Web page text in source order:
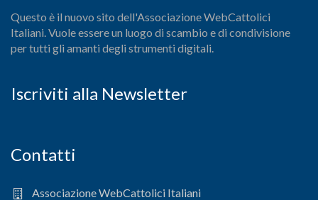
Questo è il nuovo sito dell'Associazione WebCattolici
Italiani. Vuole essere un luogo di scambio e di condivisione
per tutti gli amanti degli strumenti digitali.
Iscriviti alla Newsletter
Contatti
Associazione WebCattolici Italiani